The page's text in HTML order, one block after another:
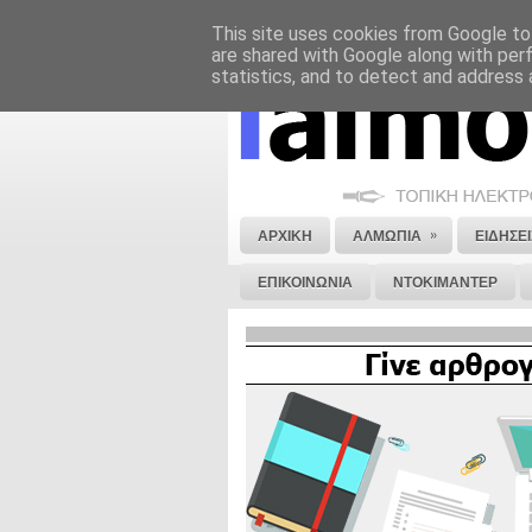
ΝΟΜΙΚΗ ΣΗΜΕΙΩΣΗ ΔΙΑΦΗΜΙΣΗ
ΑΡΧΙΚΗ ΑΛΜΩΠΙΑ »
ΕΠΙΚΟΙΝΩΝΙΑ ΝΤΟΚΙΜΑΝΤΕΡ
This site uses cookies from Google
are shared with Google along with
statistics, and to detect and address